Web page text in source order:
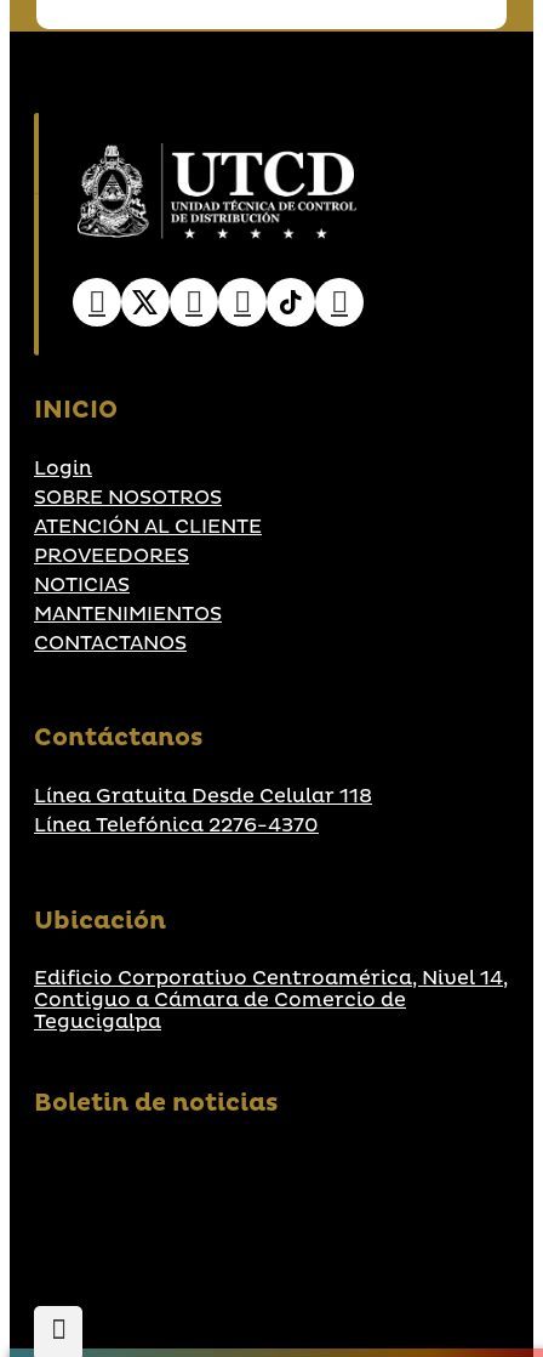
INICIO
Login
SOBRE NOSOTROS
ATENCIÓN AL CLIENTE
PROVEEDORES
NOTICIAS
MANTENIMIENTOS
CONTACTANOS
Contáctanos
Línea Gratuita Desde Celular 118
Línea Telefónica 2276-4370
Ubicación
Edificio Corporativo Centroamérica, Nivel 14,
Contiguo a Cámara de Comercio de
Tegucigalpa
Boletin de noticias